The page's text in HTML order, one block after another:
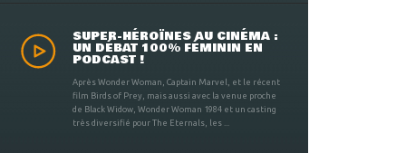
SUPER-HÉROÏNES AU CINÉMA :
UN DÉBAT 100% FÉMININ EN
PODCAST !
Après Wonder Woman, Captain Marvel, et le récent
film Birds of Prey, mais aussi avec la venue proche
de Black Widow, Wonder Woman 1984 et un casting
très diversifié pour The Eternals, les ...